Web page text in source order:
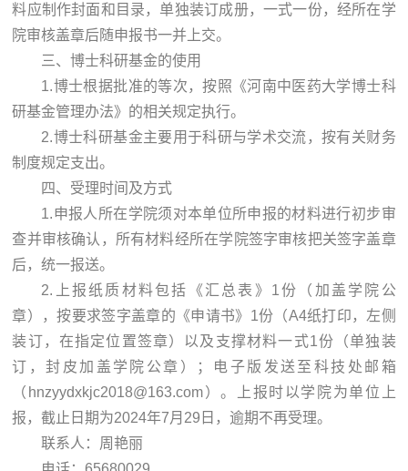
料应制作封面和目录，单独装订成册，一式一份，经所在学
院审核盖章后随申报书一并上交。
三、博士科研基金的使用
1.博士根据批准的等次，按照《河南中医药大学博士科
研基金管理办法》的相关规定执行。
2.博士科研基金主要用于科研与学术交流，按有关财务
制度规定支出。
四、受理时间及方式
1.申报人所在学院须对本单位所申报的材料进行初步审
查并审核确认，所有材料经所在学院签字审核把关签字盖章
后，统一报送。
2.上报纸质材料包括《汇总表》1份（加盖学院公
章），按要求签字盖章的《申请书》1份（A4纸打印，左侧
装订，在指定位置签章）以及支撑材料一式1份（单独装
订，封皮加盖学院公章）；电子版发送至科技处邮箱
（hnzyydxkjc2018@163.com）。上报时以学院为单位上
报，截止日期为2024年7月29日，逾期不再受理。
联系人：周艳丽